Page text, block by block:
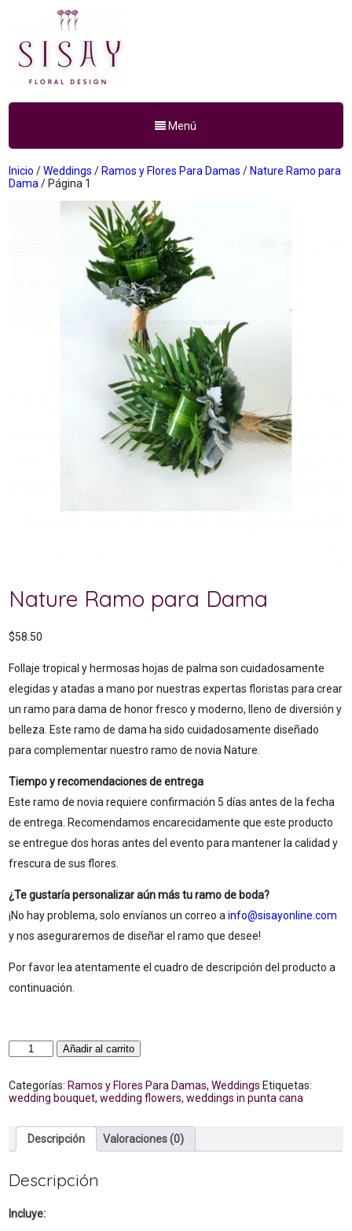
Menú
Inicio /Weddings / Ramos y Flores Para Damas / Nature Ramo para
Dama / Página 1
Nature Ramo para Dama
$58.50
Follaje tropical y hermosas hojas de palma son cuidadosamente
elegidas y atadas a mano por nuestras expertas floristas para crear
un ramo para dama de honor fresco y moderno, lleno de diversión y
belleza. Este ramo de dama ha sido cuidadosamente diseñado
para complementar nuestro ramo de novia Nature.
Tiempo y recomendaciones de entrega
Este ramo de novia requiere confirmación 5 días antes de la fecha
de entrega. Recomendamos encarecidamente que este producto
se entregue dos horas antes del evento para mantener la calidad y
frescura de sus flores.
¿Te gustaría personalizar aún más tu ramo de boda?
¡No hay problema, solo envíanos un correo ainfo@sisayonline.com
y nos aseguraremos de diseñar el ramo que desee!
Por favor lea atentamente el cuadro de descripción del producto a
continuación.
Nature
Ramo
Dama
cantidad
Añadir al carrito
Categorías: Ramos y Flores Para Damas,Weddings Etiquetas:
wedding bouquet,wedding flowers,weddings in punta cana
Descripción Valoraciones (0)
Descripción
Incluye: